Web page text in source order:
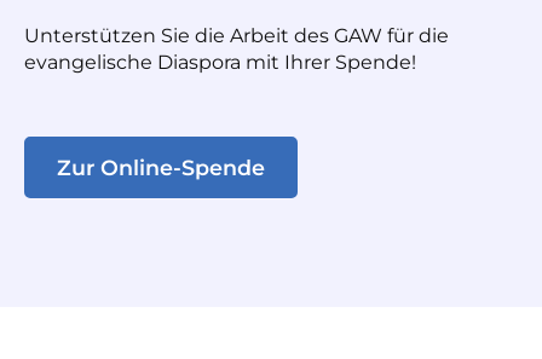
Unterstützen Sie die Arbeit des GAW für die
evangelische Diaspora mit Ihrer Spende!
Zur Online-Spende